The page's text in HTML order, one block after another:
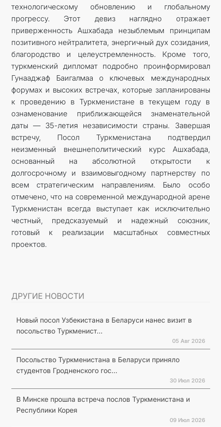
технологическому обновлению и глобальному
прогрессу. Этот девиз наглядно отражает
приверженность Ашхабада незыблемым принципам
позитивного нейтралитета, энергичный дух созидания,
благородство и целеустремленность. Кроме того,
туркменский дипломат подробно проинформировал
Гунааджаф Баигалмаа о ключевых международных
форумах и высоких встречах, которые запланированы
к проведению в Туркменистане в текущем году в
ознаменование приближающейся знаменательной
даты — 35-летия независимости страны. Завершая
встречу, Посол Туркменистана подтвердил
неизменный внешнеполитический курс Ашхабада,
основанный на абсолютной открытости к
долгосрочному и взаимовыгодному партнерству по
всем стратегическим направлениям. Было особо
отмечено, что на современной международной арене
Туркменистан всегда выступает как исключительно
честный, предсказуемый и надежный союзник,
готовый к реализации масштабных совместных
проектов.
ДРУГИЕ НОВОСТИ
Новый посол Узбекистана в Беларуси нанес визит в
посольство Туркменист...
05 Авг 2026
Посольство Туркменистана в Беларуси приняло
студентов Гродненского гос...
30 Июл 2026
В Минске прошла встреча послов Туркменистана и
Республики Корея
09 Июл 2026